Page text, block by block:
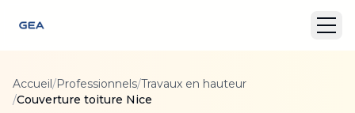
Accueil/Professionnels/Travaux en hauteur
/Couverture toiture Nice